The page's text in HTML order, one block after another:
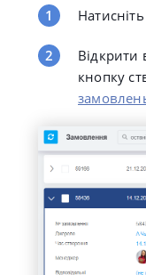
Відкрити
кнопку